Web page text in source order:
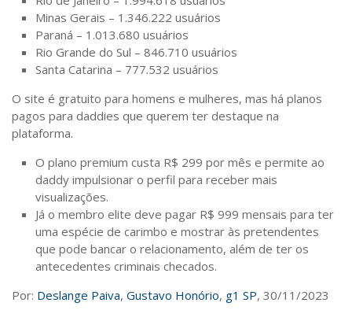
Minas Gerais – 1.346.222 usuários
Paraná – 1.013.680 usuários
Rio Grande do Sul – 846.710 usuários
Santa Catarina – 777.532 usuários
O site é gratuito para homens e mulheres, mas há planos
pagos para daddies que querem ter destaque na
plataforma.
O plano premium custa R$ 299 por mês e permite ao
daddy impulsionar o perfil para receber mais
visualizações.
Já o membro elite deve pagar R$ 999 mensais para ter
uma espécie de carimbo e mostrar às pretendentes
que pode bancar o relacionamento, além de ter os
antecedentes criminais checados.
Por: Deslange Paiva, Gustavo Honório, g1 SP, 30/11/2023